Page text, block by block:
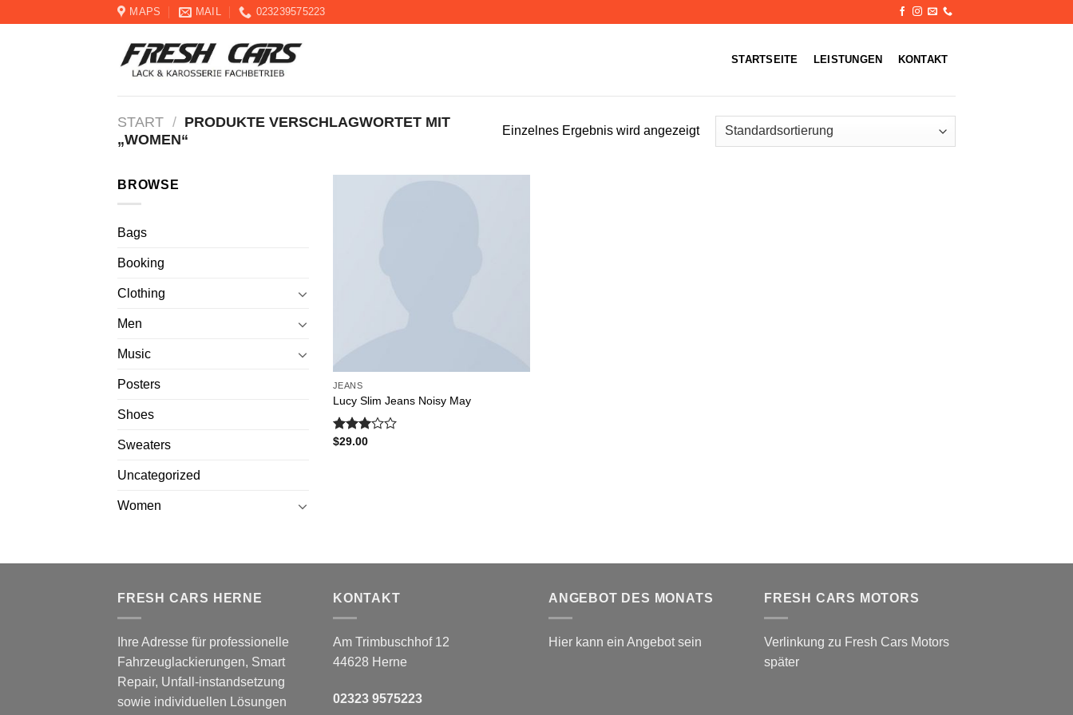
MAPS MAIL 023239575223
STARTSEITE LEISTUNGEN KONTAKT
START / PRODUKTE VERSCHLAGWORTET MIT
„WOMEN“
Einzelnes Ergebnis wird angezeigt
BROWSE
Bags
Booking
Clothing
Men
Music
Posters
Shoes
Sweaters
Uncategorized
Women
JEANS
Lucy Slim Jeans Noisy May
Bewertet
$29.00
FRESH CARS HERNE
Ihre Adresse für professionelle
Fahrzeuglackierungen, Smart
Repair, Unfall-instandsetzung
sowie individuellen Lösungen
KONTAKT
Am Trimbuschhof 12
44628 Herne
02323 9575223
ANGEBOT DES MONATS
Hier kann ein Angebot sein
FRESH CARS MOTORS
Verlinkung zu Fresh Cars Motors
später